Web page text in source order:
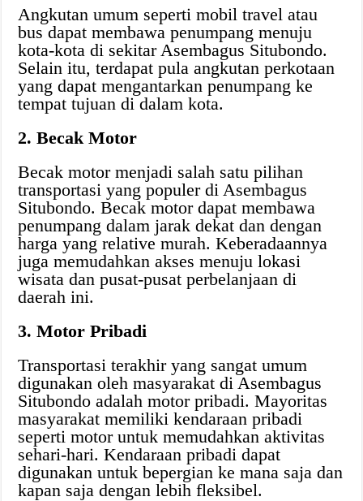
Angkutan umum seperti mobil travel atau
bus dapat membawa penumpang menuju
kota-kota di sekitar Asembagus Situbondo.
Selain itu, terdapat pula angkutan perkotaan
yang dapat mengantarkan penumpang ke
tempat tujuan di dalam kota.
2. Becak Motor
Becak motor menjadi salah satu pilihan
transportasi yang populer di Asembagus
Situbondo. Becak motor dapat membawa
penumpang dalam jarak dekat dan dengan
harga yang relative murah. Keberadaannya
juga memudahkan akses menuju lokasi
wisata dan pusat-pusat perbelanjaan di
daerah ini.
3. Motor Pribadi
Transportasi terakhir yang sangat umum
digunakan oleh masyarakat di Asembagus
Situbondo adalah motor pribadi. Mayoritas
masyarakat memiliki kendaraan pribadi
seperti motor untuk memudahkan aktivitas
sehari-hari. Kendaraan pribadi dapat
digunakan untuk bepergian ke mana saja dan
kapan saja dengan lebih fleksibel.